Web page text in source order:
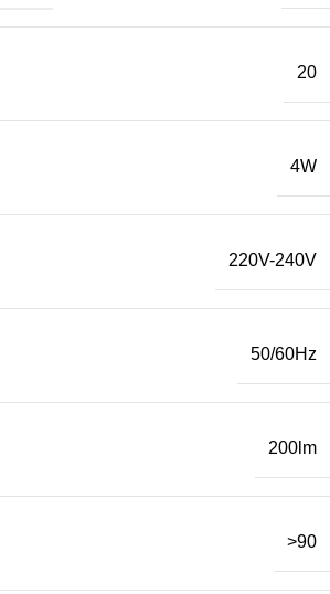
20
4W
220V-240V
50/60Hz
200lm
>90